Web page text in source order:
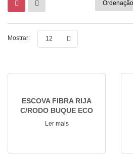
Mostrar: 12
ESCOVA FIBRA RIJA
C/RODO BUQUE ECO
Ler mais